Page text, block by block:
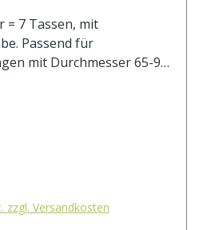
= 7 Tassen, mit
Passend für
mit Durchmesser 65-95
zzgl. Versandkosten